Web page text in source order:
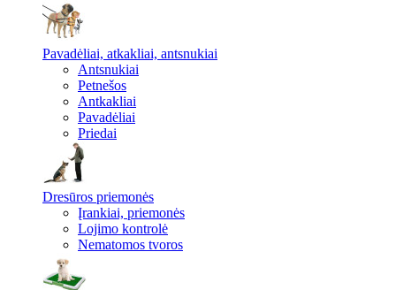
Pavadėliai, atkakliai, antsnukiai
Antsnukiai
Petnešos
Antkakliai
Pavadėliai
Priedai
Dresūros priemonės
Įrankiai, priemonės
Lojimo kontrolė
Nematomos tvoros